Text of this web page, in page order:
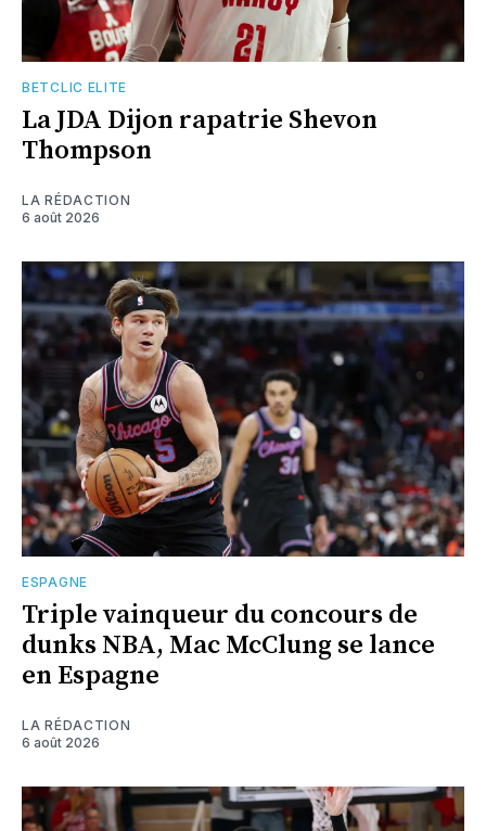
BETCLIC ELITE
La JDA Dijon rapatrie Shevon
Thompson
LA RÉDACTION
6 août 2026
ESPAGNE
Triple vainqueur du concours de
dunks NBA, Mac McClung se lance
en Espagne
LA RÉDACTION
6 août 2026